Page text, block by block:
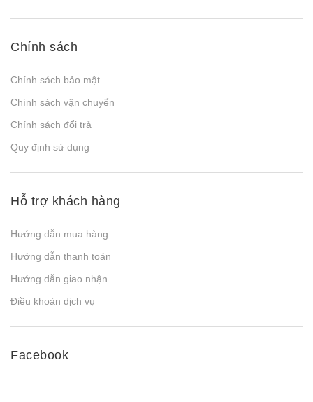
Chính sách
Chính sách bảo mật
Chính sách vận chuyển
Chính sách đổi trả
Quy định sử dụng
Hỗ trợ khách hàng
Hướng dẫn mua hàng
Hướng dẫn thanh toán
Hướng dẫn giao nhận
Điều khoản dịch vụ
Facebook